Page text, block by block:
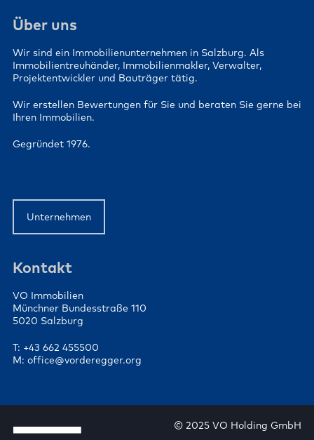
Über uns
Wir sind ein Immobilienunternehmen in Salzburg. Als
Immobilientreuhänder, Immobilienmakler, Verwalter,
Projektentwickler und Bauträger tätig.
Wir erstellen Bewertungen für Sie und beraten Sie gerne bei
Ihren Immobilien.
Gegründet 1976.
Unternehmen
Kontakt
VO Immobilien
Münchner Bundesstraße 110
5020 Salzburg
T: +43 662 455500
M: office@vorderegger.org
© 2025 VO Holding GmbH